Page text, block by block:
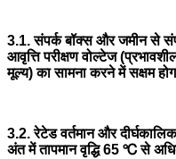
3.1. संपर्क बॉक्स और जमीन से
आवृत्ति परीक्षण वोल्टेज
मूल्य) का सामना करने में सक्षम
3.2. रेटेड वर्तमान और
अंत में तापमान वृद्धि 65 ℃ से